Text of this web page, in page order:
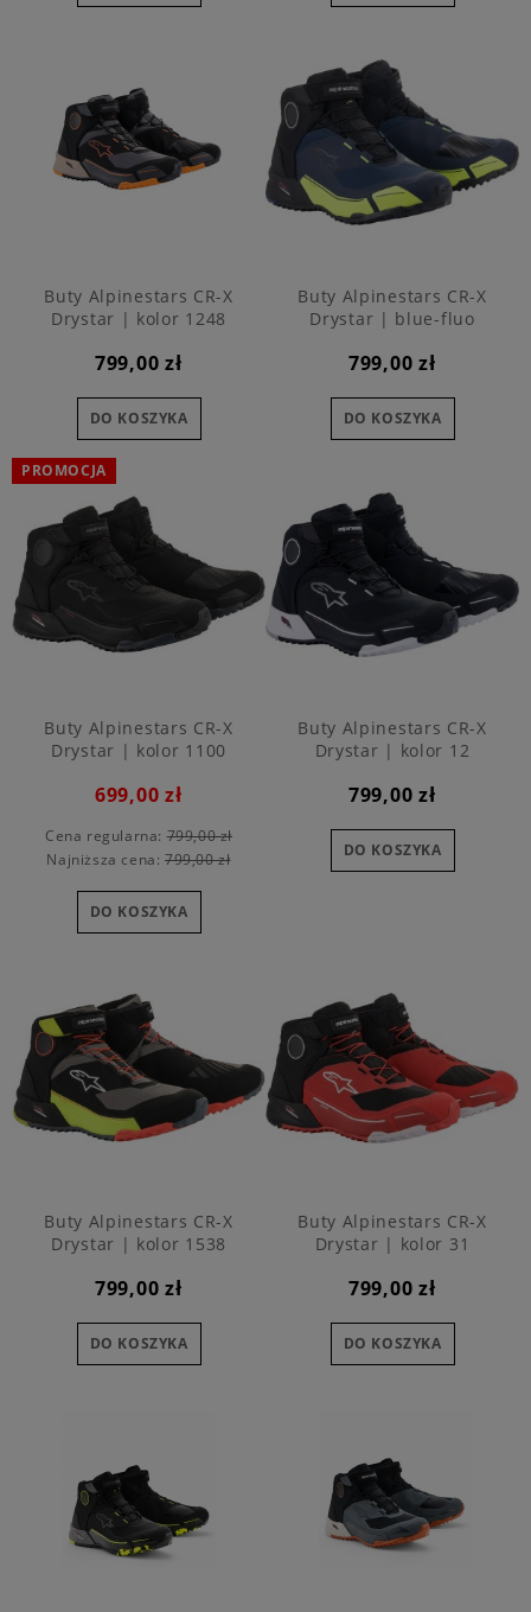
Buty Alpinestars CR-X
Drystar | kolor 1248
799,00 zł
DO KOSZYKA
Buty Alpinestars CR-X
Drystar | blue-fluo
799,00 zł
DO KOSZYKA
Buty Alpinestars CR-X
Drystar | kolor 1100
699,00 zł
Cena regularna:799,00 zł
Najniższa cena:799,00 zł
DO KOSZYKA
PROMOCJA
Buty Alpinestars CR-X
Drystar | kolor 12
799,00 zł
DO KOSZYKA
Buty Alpinestars CR-X
Drystar | kolor 1538
799,00 zł
DO KOSZYKA
Buty Alpinestars CR-X
Drystar | kolor 31
799,00 zł
DO KOSZYKA